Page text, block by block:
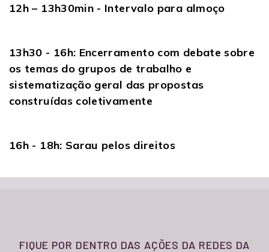
12h – 13h30min - Intervalo para almoço
13h30 - 16h: Encerramento com debate sobre
os temas do grupos de trabalho e
sistematização geral das propostas
construídas coletivamente
16h - 18h: Sarau pelos direitos
FIQUE POR DENTRO DAS AÇÕES DA REDES DA